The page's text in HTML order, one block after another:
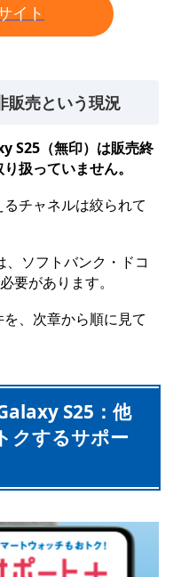
イト
販売という現況
S25（無印）は販売終
扱っていません。
チャネルは絞られて
、ソフトバンク・ドコ
要があります。
、次章から順に見て
S25：他
クするサポー